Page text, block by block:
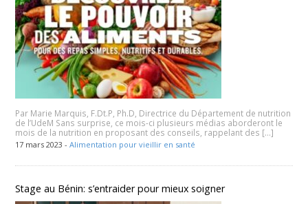
Par Marie Marquis, F.Dt.P, Ph.D, Directrice du Département de nutrition
de l’UdeM Sans surprise, ce mois-ci plusieurs médias aborderont le
mois de la nutrition en proposant des conseils, rappelant des […]
17 mars 2023 -Alimentation pour vieillir en santé
Stage au Bénin: s’entraider pour mieux soigner